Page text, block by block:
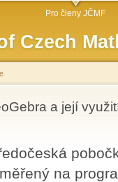
Czech
Pro členy JČMF
are herea její
na